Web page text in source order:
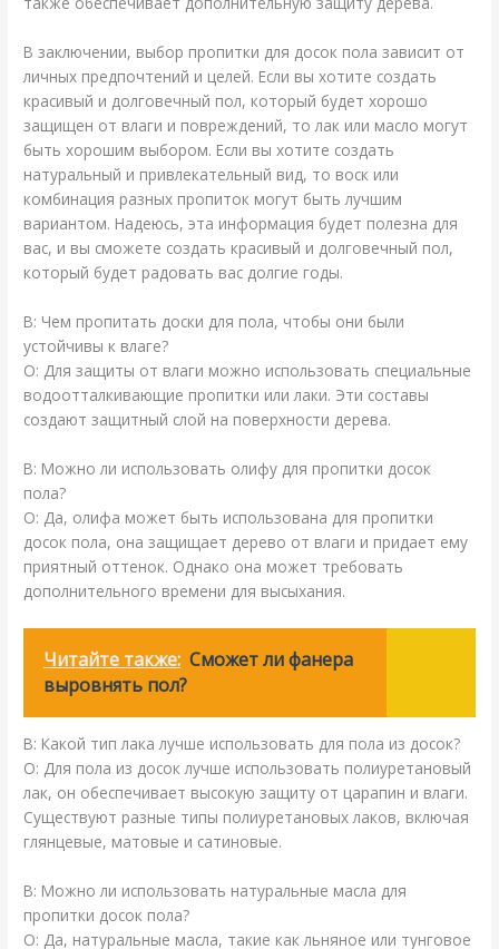
В заключении, выбор пропитки для досок пола зависит от
личных предпочтений и целей. Если вы хотите создать
красивый и долговечный пол, который будет хорошо
защищен от влаги и повреждений, то лак или масло могут
быть хорошим выбором. Если вы хотите создать
натуральный и привлекательный вид, то воск или
комбинация разных пропиток могут быть лучшим
вариантом. Надеюсь, эта информация будет полезна для
вас, и вы сможете создать красивый и долговечный пол,
который будет радовать вас долгие годы.
В: Чем пропитать доски для пола, чтобы они были
устойчивы к влаге?
О: Для защиты от влаги можно использовать специальные
водоотталкивающие пропитки или лаки. Эти составы
создают защитный слой на поверхности дерева.
В: Можно ли использовать олифу для пропитки досок
пола?
О: Да, олифа может быть использована для пропитки
досок пола, она защищает дерево от влаги и придает ему
приятный оттенок. Однако она может требовать
дополнительного времени для высыхания.
Читайте также: Сможет ли фанера
выровнять пол?
В: Какой тип лака лучше использовать для пола из досок?
О: Для пола из досок лучше использовать полиуретановый
лак, он обеспечивает высокую защиту от царапин и влаги.
Существуют разные типы полиуретановых лаков, включая
глянцевые, матовые и сатиновые.
В: Можно ли использовать натуральные масла для
пропитки досок пола?
О: Да, натуральные масла, такие как льняное или тунговое